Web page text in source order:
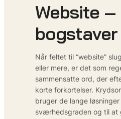
Website –
bogstaver
Når feltet til “website”
eller mere, er det som
sammensatte ord, der
korte forkortelser.
bruger de lange
sværhedsgraden og til